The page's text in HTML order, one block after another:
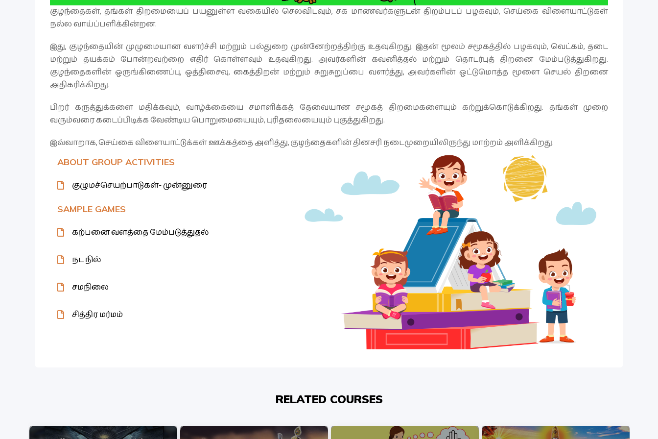
குழந்தைகள், தங்கள் திறமையைப் பயனுள்ள வகையில் செலவிடவும், சக மாணவர்களுடன் திறம்படப் பழகவும், செய்கை விளையாட்டுகள்
நல்ல வாய்ப்பளிக்கின்றன.
இது, குழந்தையின் முழுமையான வளர்ச்சி மற்றும் பல்துறை முன்னேற்றத்திற்கு உதவுகிறது. இதன் மூலம் சமூகத்தில் பழகவும், வெட்கம், தடை
மற்றும் தயக்கம் போன்றவற்றை எதிர் கொள்ளவும் உதவுகிறது. அவர்களின் கவனித்தல் மற்றும் தொடர்புத் திறனை மேம்படுத்துகிறது.
குழந்தைகளின் ஒருங்கிணைப்பு, ஒத்திசைவு, கைத்திறன் மற்றும் சுறுசுறுப்பை வளர்த்து, அவர்களின் ஒட்டுமொத்த மூளை செயல் திறனை
அதிகரிக்கிறது.
பிறர் கருத்துக்களை மதிக்கவும், வாழ்க்கையை சமாளிக்கத் தேவையான சமூகத் திறமைகளையும் கற்றுக்கொடுக்கிறது. தங்கள் முறை
வரும்வரை கடைப்பிடிக்க வேண்டிய பொறுமையையும், புரிதலையையும் புகுத்துகிறது.
இவ்வாறாக, செய்கை விளையாட்டுக்கள் ஊக்கத்தை அளித்து, குழந்தைகளின் தினசரி நடைமுறையிலிருந்து மாற்றம் அளிக்கிறது.
ABOUT GROUP ACTIVITIES
குழுமச்செயற்பாடுகள்- முன்னுரை
SAMPLE GAMES
கற்பனை வளத்தை மேம்படுத்துதல்
நட நில்
சமநிலை
சித்திர மர்மம்
RELATED COURSES